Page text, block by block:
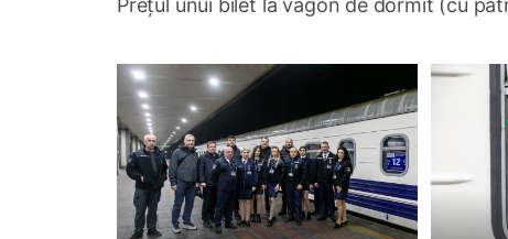
Prețul unui bilet la vagon de dormit (cu